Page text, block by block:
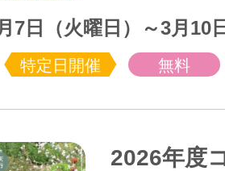
7日（火曜日）～3月10
特定日開催 無料
2026年度